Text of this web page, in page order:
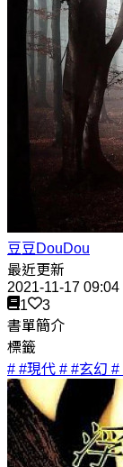
豆豆DouDou
最近更新
2021-11-17 09:04
1
3
書單簡介
標籤
# #現代 # #玄幻 #